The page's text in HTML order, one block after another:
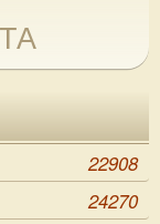
22908
24270